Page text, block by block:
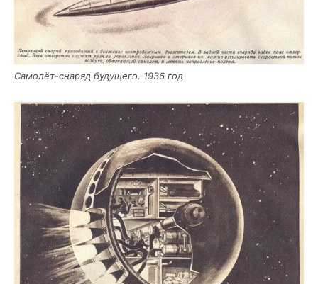
Само­лёт-сна­ряд буду­ще­го. 1936 год